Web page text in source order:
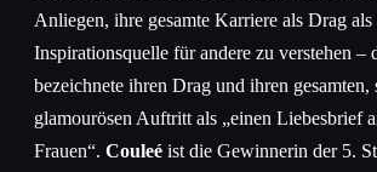
Anliegen, ihre gesamte Karriere als Drag als
Inspirationsquelle für andere zu verstehen –
bezeichnete ihren Drag und ihren gesamten,
glamourösen Auftritt als „einen Liebesbrief
Frauen“. Couleé ist die Gewinnerin der 5.